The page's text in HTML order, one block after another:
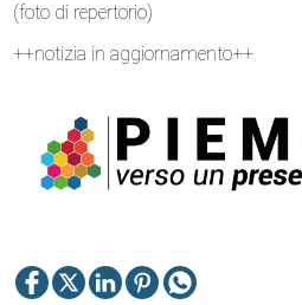
(foto di repertorio)
++notizia in aggiornamento++